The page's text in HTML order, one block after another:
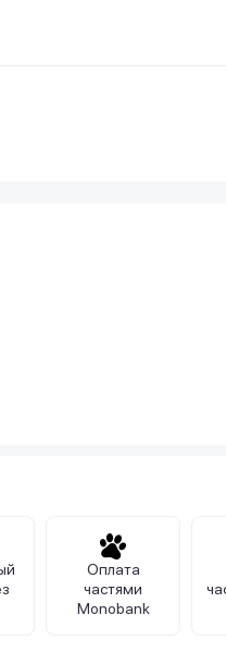
Оплата
частями
Monobank